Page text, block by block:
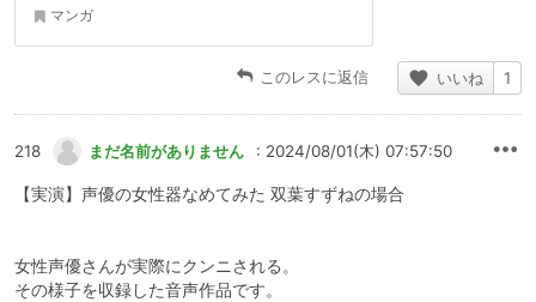
マンガ
このレスに返信 いいね 1
218 まだ名前がありません : 2024/08/01(木) 07:57:50
【実演】声優の女性器なめてみた 双葉すずねの場合
女性声優さんが実際にクンニされる。
その様子を収録した音声作品です。